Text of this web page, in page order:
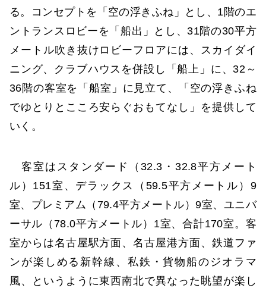
る。コンセプトを「空の浮きふね」とし、1階のエ
ントランスロビーを「船出」とし、31階の30平方
メートル吹き抜けロビーフロアには、スカイダイ
ニング、クラブハウスを併設し「船上」に、32～
36階の客室を「船室」に見立て、「空の浮きふね
でゆとりとこころ安らぐおもてなし」を提供して
いく。
客室はスタンダード（32.3・32.8平方メート
ル）151室、デラックス（59.5平方メートル）9
室、プレミアム（79.4平方メートル）9室、ユニバ
ーサル（78.0平方メートル）1室、合計170室。客
室からは名古屋駅方面、名古屋港方面、鉄道ファ
ンが楽しめる新幹線、私鉄・貨物船のジオラマ
風、というように東西南北で異なった眺望が楽し